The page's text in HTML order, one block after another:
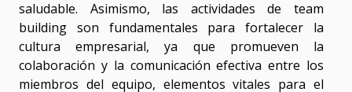
saludable. Asimismo, las actividades de team
building son fundamentales para fortalecer la
cultura empresarial, ya que promueven la
colaboración y la comunicación efectiva entre los
miembros del equipo, elementos vitales para el